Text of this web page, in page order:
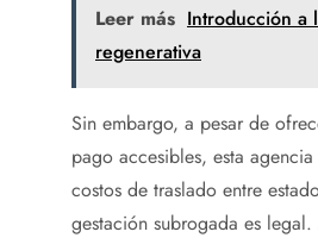
Leer más Introducción a
regenerativa
Sin embargo, a pesar de
pago accesibles, esta
costos de traslado entre
gestación subrogada es legal.